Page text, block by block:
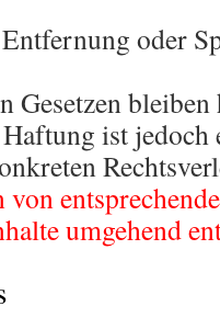
oder
Gesetzen
ist
umgehend